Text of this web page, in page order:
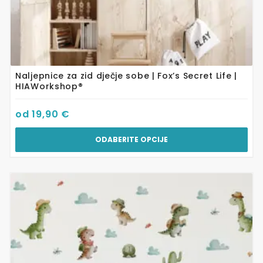
Naljepnice za zid dječje sobe | Fox’s Secret Life |
HIAWorkshop®
od19,90 €
ODABERITE OPCIJE
Ovaj
varijanti.
Opcije